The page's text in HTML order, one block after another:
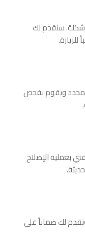
لشرح المشكلة. سنقدم لك
ويقوم بفحص
بعملية الإصلاح
لك ضماناً على